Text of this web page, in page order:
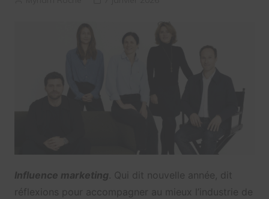
Influence marketing . Qui dit nouvelle année, dit
réflexions pour accompagner au mieux l’industrie de